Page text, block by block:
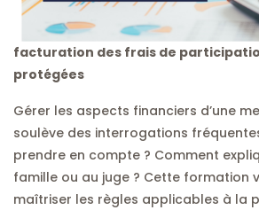
facturation des frais de
protégées
Gérer les aspects financiers d’une
soulève des interrogations
prendre en compte ? Comment
famille ou au juge ? Cette formation
maîtriser les règles applicables à la